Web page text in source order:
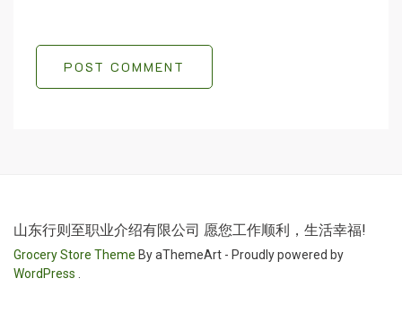
POST COMMENT
山东行则至职业介绍有限公司 愿您工作顺利，生活幸福!
Grocery Store Theme By aThemeArt - Proudly powered by
WordPress